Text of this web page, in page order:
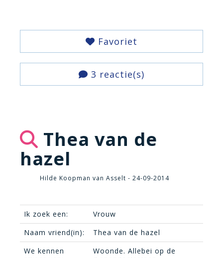
Favoriet
3 reactie(s)
Thea van de
hazel
Hilde Koopman van Asselt - 24-09-2014
Ik zoek een:
Vrouw
Naam vriend(in):
Thea van de hazel
We kennen
Woonde. Allebei op de